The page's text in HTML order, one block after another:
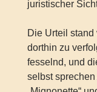
juristischer
Die Urteil stand
dorthin zu
fesselnd, und
selbst